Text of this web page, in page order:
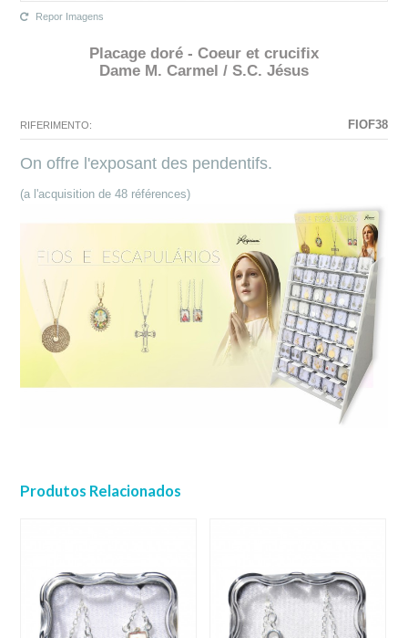
Repor Imagens
Placage doré - Coeur et crucifix
Dame M. Carmel / S.C. Jésus
moment.
RIFERIMENTO: FIOF38
On offre l'exposant des pendentifs.
(a l'acquisition de 48 références)
Produtos Relacionados